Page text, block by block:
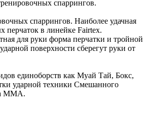
спаррингов.
спаррингов. Наиболее удачная
перчаток в линейке Fairtex.
для руки форма перчатки и тройной
поверхности сберегут руки от
единоборств как Муай Тай, Бокс,
ударной техники Смешанного
ММА.